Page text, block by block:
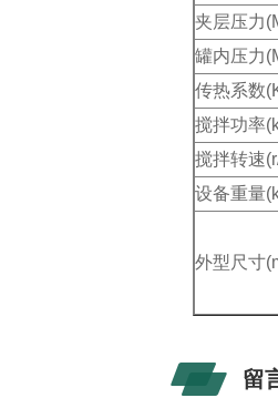
夹层压力
罐内压力
传热系数
搅拌功率
搅拌转速
设备重量
外型尺寸
留